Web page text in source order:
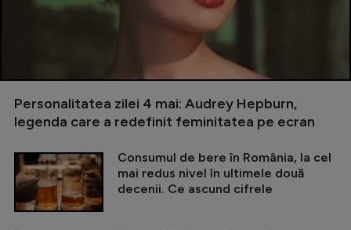
Personalitatea zilei 4 mai: Audrey Hepburn,
legenda care a redefinit feminitatea pe ecran
Consumul de bere în România, la cel
mai redus nivel în ultimele două
decenii. Ce ascund cifrele